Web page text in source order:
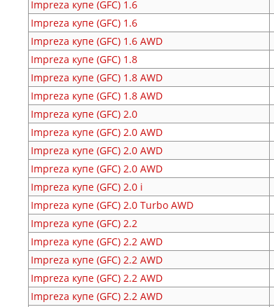
Impreza купе (GFC) 1.6
Impreza купе (GFC) 1.6
Impreza купе (GFC) 1.6 AWD
Impreza купе (GFC) 1.8
Impreza купе (GFC) 1.8 AWD
Impreza купе (GFC) 1.8 AWD
Impreza купе (GFC) 2.0
Impreza купе (GFC) 2.0 AWD
Impreza купе (GFC) 2.0 AWD
Impreza купе (GFC) 2.0 AWD
Impreza купе (GFC) 2.0 i
Impreza купе (GFC) 2.0 Turbo AWD
Impreza купе (GFC) 2.2
Impreza купе (GFC) 2.2 AWD
Impreza купе (GFC) 2.2 AWD
Impreza купе (GFC) 2.2 AWD
Impreza купе (GFC) 2.2 AWD